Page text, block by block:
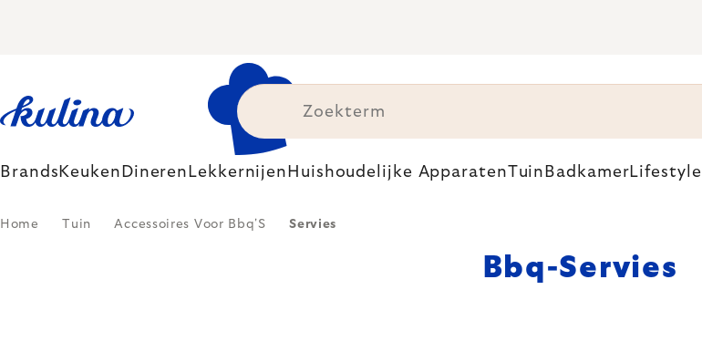
Brands Keuken Dineren Lekkernijen Huishoudelijke ApparatenTuin BadkamerLifestyle
Home Tuin Accessoires Voor Bbq'S Servies
Bbq-Servies